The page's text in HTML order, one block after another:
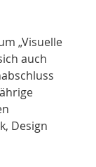
„Visuelle
auch
Design